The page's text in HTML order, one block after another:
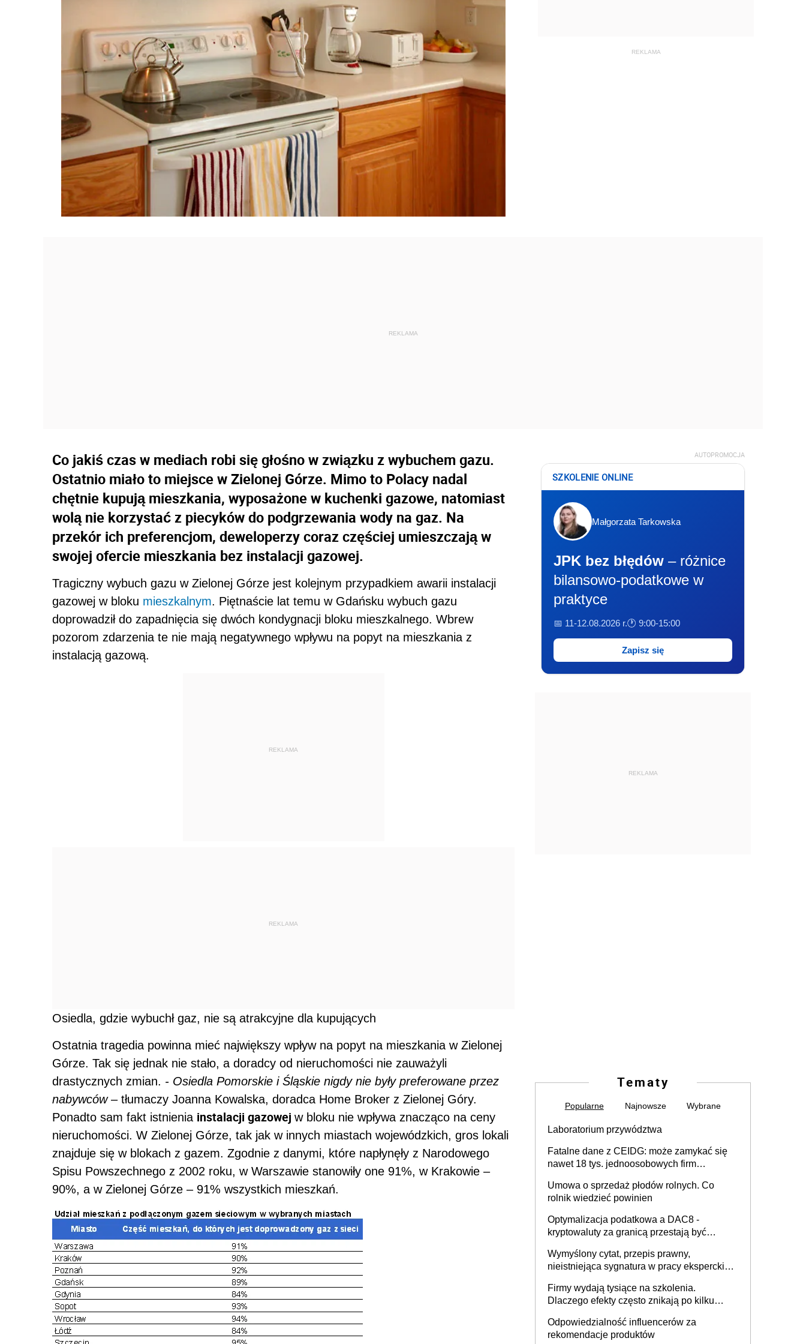
Co jakiś czas w mediach robi się głośno w związku z wybuchem gazu.
Ostatnio miało to miejsce w Zielonej Górze. Mimo to Polacy nadal
chętnie kupują mieszkania, wyposażone w kuchenki gazowe, natomiast
wolą nie korzystać z piecyków do podgrzewania wody na gaz. Na
przekór ich preferencjom, deweloperzy coraz częściej umieszczają w
swojej ofercie mieszkania bez instalacji gazowej.
Tragiczny wybuch gazu w Zielonej Górze jest kolejnym przypadkiem awarii instalacji
gazowej w bloku mieszkalnym. Piętnaście lat temu w Gdańsku wybuch gazu
doprowadził do zapadnięcia się dwóch kondygnacji bloku mieszkalnego. Wbrew
pozorom zdarzenia te nie mają negatywnego wpływu na popyt na mieszkania z
instalacją gazową.
REKLAMA
REKLAMA
Osiedla, gdzie wybuchł gaz, nie są atrakcyjne dla kupujących
Ostatnia tragedia powinna mieć największy wpływ na popyt na mieszkania w Zielonej
Górze. Tak się jednak nie stało, a doradcy od nieruchomości nie zauważyli
drastycznych zmian. - Osiedla Pomorskie i Śląskie nigdy nie były preferowane przez
nabywców– tłumaczy Joanna Kowalska, doradca Home Broker z Zielonej Góry.
Ponadto sam fakt istnienia instalacji gazowej w bloku nie wpływa znacząco na ceny
nieruchomości. W Zielonej Górze, tak jak w innych miastach wojewódzkich, gros lokali
znajduje się w blokach z gazem. Zgodnie z danymi, które napłynęły z Narodowego
Spisu Powszechnego z 2002 roku, w Warszawie stanowiły one 91%, w Krakowie –
90%, a w Zielonej Górze – 91% wszystkich mieszkań.
AUTOPROMOCJA
SZKOLENIE ONLINE
Małgorzata Tarkowska
JPK bez błędów – różnice
bilansowo-podatkowe w
praktyce
📅 11-12.08.2026 r.🕐 9:00-15:00
Zapisz się
REKLAMA
Tematy
Popularne Najnowsze Wybrane
Laboratorium przywództwa
Fatalne dane z CEIDG: może zamykać się
nawet 18 tys. jednoosobowych firm
Umowa o sprzedaż płodów rolnych. Co
rolnik wiedzieć powinien
Optymalizacja podatkowa a DAC8 -
kryptowaluty za granicą przestają być
Wymyślony cytat, przepis prawny,
nieistniejąca sygnatura w pracy eksperckiej -
firmie
Firmy wydają tysiące na szkolenia.
Dlaczego efekty często znikają po kilku
Odpowiedzialność influencerów za
rekomendacje produktów